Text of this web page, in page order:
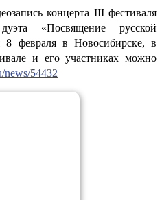
концерта III фестиваля
«Посвящение русской
8 февраля в Новосибирске, в
и его участниках можно
news/54432